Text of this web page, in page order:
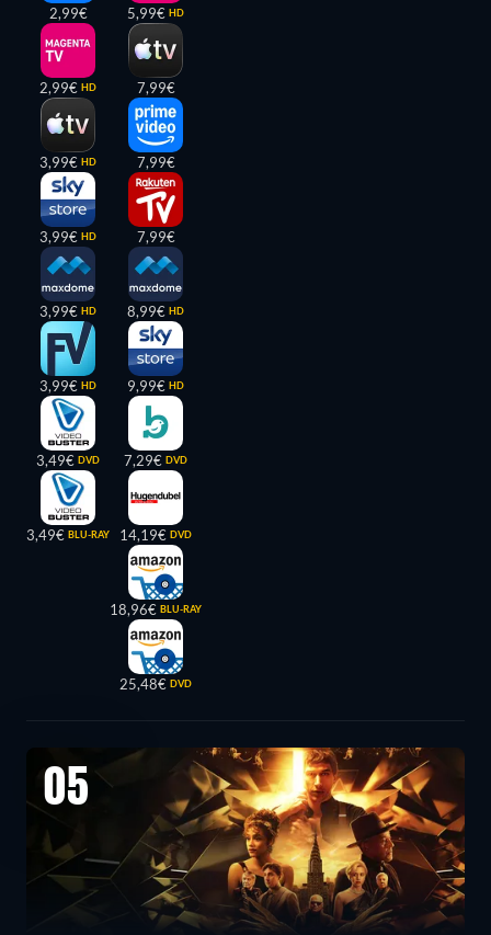
2,99€
2,99€ HD
3,99€ HD
3,99€ HD
3,99€ HD
3,99€ HD
3,49€ DVD
3,49€ BLU-RAY
5,99€ HD
7,99€
7,99€
7,99€
8,99€ HD
9,99€ HD
7,29€ DVD
14,19€ DVD
18,96€ BLU-RAY
25,48€ DVD
05